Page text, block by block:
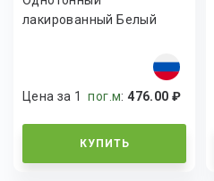
лакированный Белый
Цена за 1пог.м:476.00 ₽
КУПИТЬ